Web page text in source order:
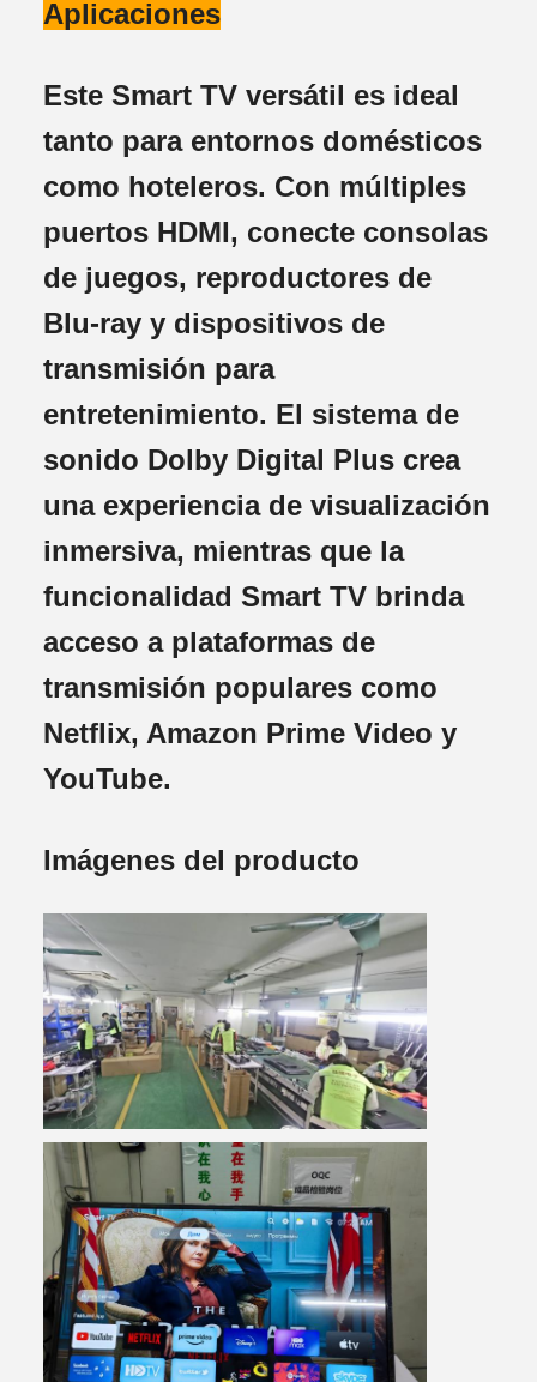
Aplicaciones
Este Smart TV versátil es ideal
tanto para entornos domésticos
como hoteleros. Con múltiples
puertos HDMI, conecte consolas
de juegos, reproductores de
Blu-ray y dispositivos de
transmisión para
entretenimiento. El sistema de
sonido Dolby Digital Plus crea
una experiencia de visualización
inmersiva, mientras que la
funcionalidad Smart TV brinda
acceso a plataformas de
transmisión populares como
Netflix, Amazon Prime Video y
YouTube.
Imágenes del producto